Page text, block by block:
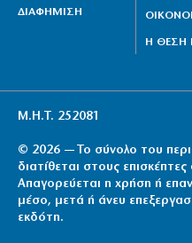
ΔΙΑΦΗΜΙΣΗ
Η ΘΕΣΗ
Μ.Η.Τ. 252081
© 2026 — Το σύνολο του
διατίθεται στους
Απαγορεύεται η χρήση ή
μέσο, μετά ή άνευ
εκδότη.